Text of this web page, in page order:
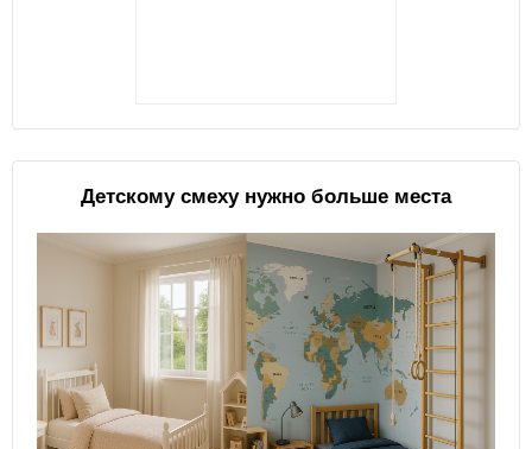
Детскому смеху нужно больше места